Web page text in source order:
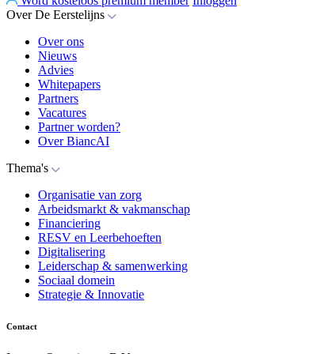
Over De Eerstelijns
Over ons
Nieuws
Advies
Whitepapers
Partners
Vacatures
Partner worden?
Over BiancAI
Thema's
Organisatie van zorg
Arbeidsmarkt & vakmanschap
Financiering
RESV en Leerbehoeften
Digitalisering
Leiderschap & samenwerking
Sociaal domein
Strategie & Innovatie
Contact